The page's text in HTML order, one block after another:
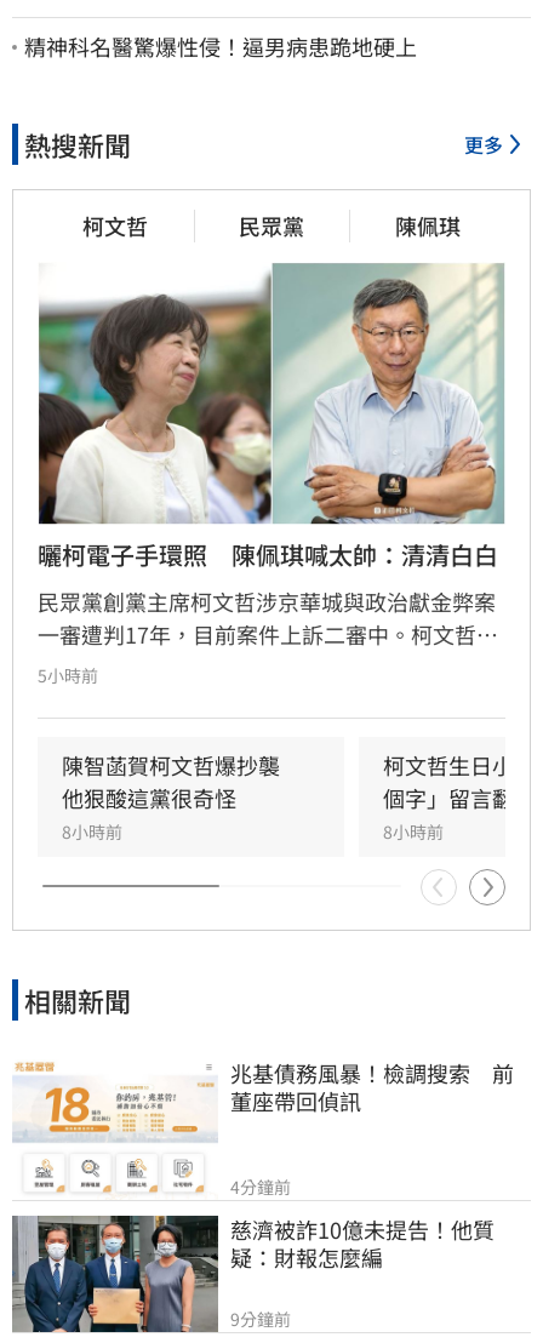
灣又更近一點
精神科名醫驚爆性侵！逼男病患跪地硬上
熱搜新聞 更多
柯文哲 民眾黨 陳佩琪
曬柯電子手環照　陳佩琪喊太帥：清清白白
民眾黨創黨主席柯文哲涉京華城與政治獻金弊案
一審遭判17年，目前案件上訴二審中。柯文哲昨
赴派出所更換科技設備，並將電子手環拿來拍形
5小時前
陳智菡賀柯文哲爆抄襲
他狠酸這黨很奇怪
8小時前
柯文哲生日小
個字」留言翻車
8小時前
相關新聞
兆基債務風暴！檢調搜索　前
董座帶回偵訊
4分鐘前
慈濟被詐10億未提告！他質
疑：財報怎麼編
9分鐘前